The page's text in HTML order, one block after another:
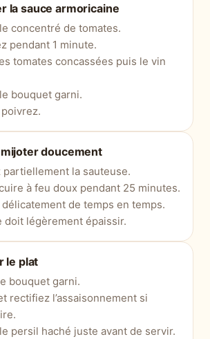
la sauce armoricaine
concentré de tomates.
pendant 1 minute.
tomates concassées puis le vin
bouquet garni.
doucement
partiellement la sauteuse.
à feu doux pendant 25 minutes.
délicatement de temps en temps.
doit légèrement épaissir.
le plat
bouquet garni.
rectifiez l’assaisonnement si
persil haché juste avant de servir.